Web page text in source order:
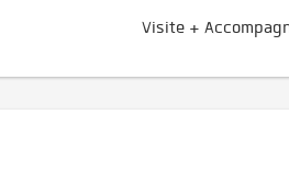
Visite +